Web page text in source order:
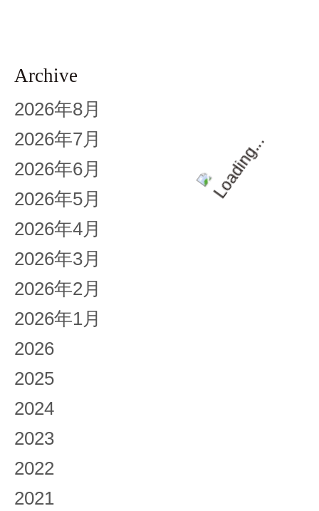
Archive
2026年8月
2026年7月
2026年6月
2026年5月
2026年4月
2026年3月
2026年2月
2026年1月
2026
2025
2024
2023
2022
2021